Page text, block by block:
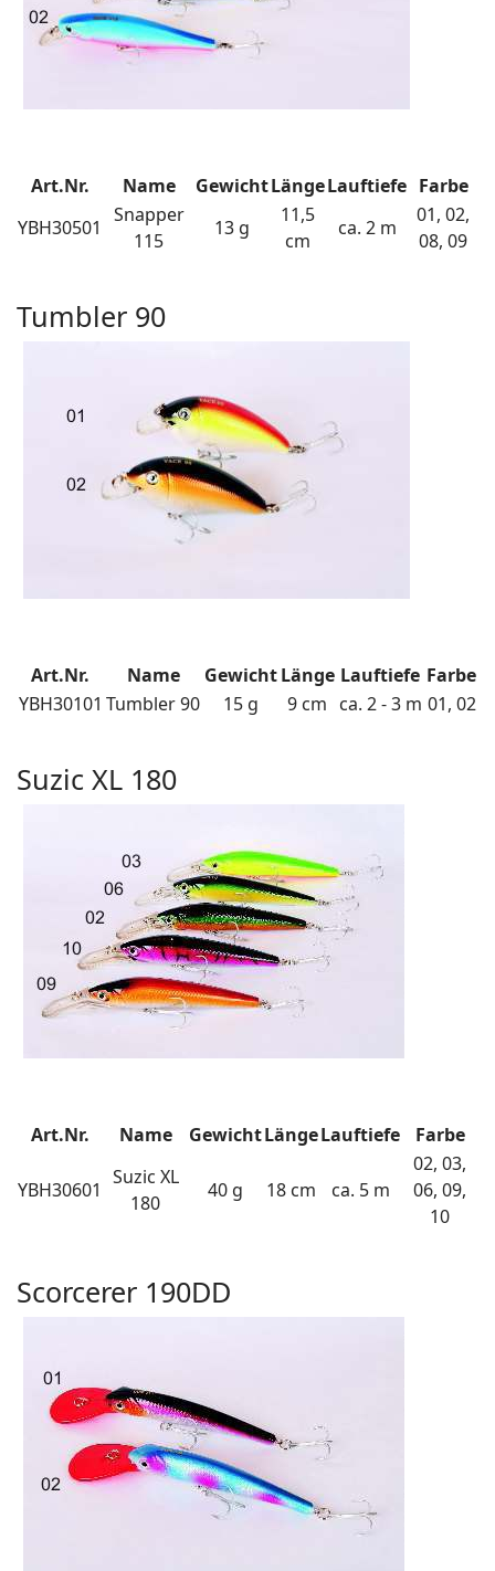
Art.Nr. Name GewichtLängeLauftiefe Farbe
YBH30501
Snapper
115
13 g
11,5
cm
ca. 2 m
01, 02,
08, 09
Tumbler 90
Art.Nr. Name Gewicht Länge Lauftiefe Farbe
YBH30101 Tumbler 90 15 g 9 cm ca. 2 - 3 m 01, 02
Suzic XL 180
Art.Nr. Name GewichtLängeLauftiefe Farbe
YBH30601
Suzic XL
180
40 g 18 cm ca. 5 m
02, 03,
06, 09,
10
Scorcerer 190DD